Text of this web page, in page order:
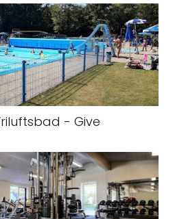
- Give